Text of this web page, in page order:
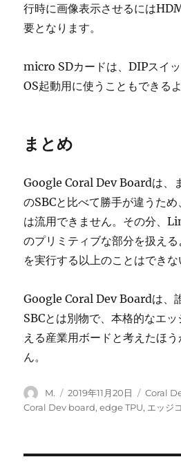
行時に画像表示させるには
要となります。
micro SDカードは、DIPスイ
OS起動用に使うこともできるよ
まとめ
Google Coral Dev Boardは、
のSBCと比べて勝手が違うた
は流用できません。その分、
のプリミティブな部分を扱え
を実行する以上のことはできな
Google Coral Dev Boardは、
SBCとは別物で、本格的なエ
える産業用ボードと考えたほ
ん。
投
稿
M.
投
稿
2019年11月20日
カ
テ
Coral
Coral Dev board,edge TPU, エッジ